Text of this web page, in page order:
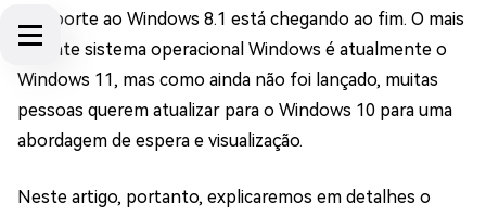
O suporte ao Windows 8.1 está chegando ao fim. O mais
recente sistema operacional Windows é atualmente o
Windows 11, mas como ainda não foi lançado, muitas
pessoas querem atualizar para o Windows 10 para uma
abordagem de espera e visualização.
Neste artigo, portanto, explicaremos em detalhes o